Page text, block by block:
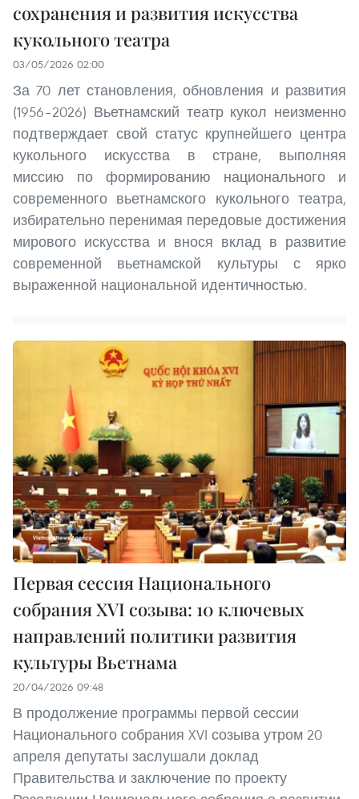
сохранения и развития искусства
кукольного театра
03/05/2026 02:00
За 70 лет становления, обновления и развития
(1956–2026) Вьетнамский театр кукол неизменно
подтверждает свой статус крупнейшего центра
кукольного искусства в стране, выполняя
миссию по формированию национального и
современного вьетнамского кукольного театра,
избирательно перенимая передовые достижения
мирового искусства и внося вклад в развитие
современной вьетнамской культуры с ярко
выраженной национальной идентичностью.
Первая сессия Национального
собрания XVI созыва: 10 ключевых
направлений политики развития
культуры Вьетнама
20/04/2026 09:48
В продолжение программы первой сессии
Национального собрания XVI созыва утром 20
апреля депутаты заслушали доклад
Правительства и заключение по проекту